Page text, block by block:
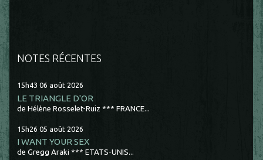
NOTES RÉCENTES
15h43 06 août 2026
LE TRIANGLE D'OR
de Hélène Rosselet-Ruiz *** FRANCE...
15h26 05 août 2026
I WANT YOUR SEX
de Gregg Araki *** ETATS-UNIS...